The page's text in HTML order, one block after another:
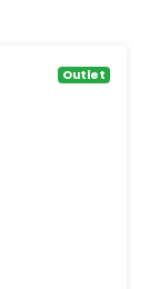
Outlet